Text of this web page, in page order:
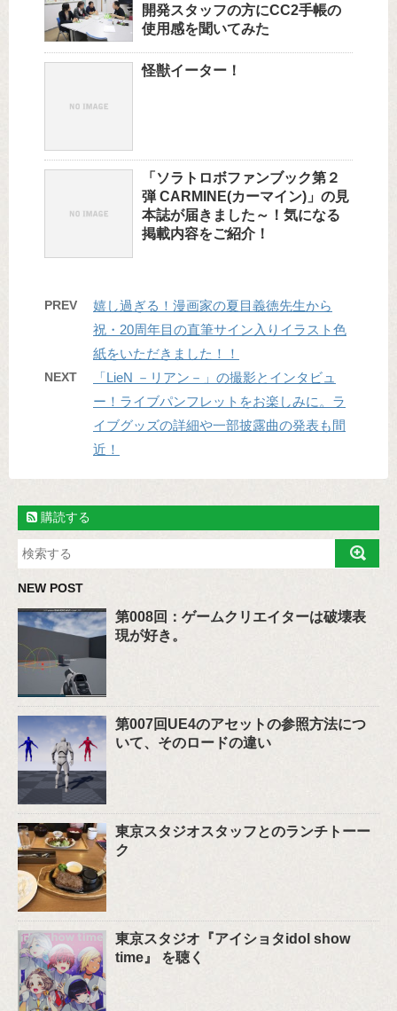
開発スタッフの方にCC2手帳の
使用感を聞いてみた
怪獣イーター！
「ソラトロボファンブック第２
弾 CARMINE(カーマイン)」の見
本誌が届きました～！気になる
掲載内容をご紹介！
PREV
嬉し過ぎる！漫画家の夏目義徳先生から
祝・20周年目の直筆サイン入りイラスト色
紙をいただきました！！
NEXT
「LieN －リアン－」の撮影とインタビュ
ー！ライブパンフレットをお楽しみに。ラ
イブグッズの詳細や一部披露曲の発表も間
近！
購読する
NEW POST
第008回：ゲームクリエイターは破壊表
現が好き。
第007回UE4のアセットの参照方法につ
いて、そのロードの違い
東京スタジオスタッフとのランチトーー
ク
東京スタジオ『アイショタidol show
time』 を聴く